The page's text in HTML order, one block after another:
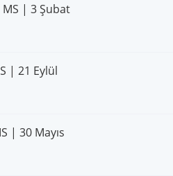
MS | 3 Şubat
| 21 Eylül
| 30 Mayıs